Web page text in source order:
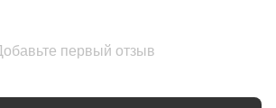
первый отзыв